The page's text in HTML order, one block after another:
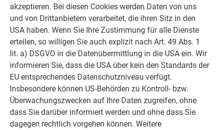
akzeptieren. Bei diesen Cookies werden Daten von uns
und von Drittanbietern verarbeitet, die ihren Sitz in den
USA haben. Wenn Sie Ihre Zustimmung für alle Dienste
erteilen, so willigen Sie auch explizit nach Art. 49 Abs. 1
lit. a) DSGVO in die Datenübermittlung in die USA ein. Wir
informieren Sie, dass die USA über kein den Standards der
EU entsprechendes Datenschutzniveau verfügt.
Insbesondere können US-Behörden zu Kontroll- bzw.
Überwachungszwecken auf Ihre Daten zugreifen, ohne
dass Sie darüber informiert werden und ohne dass Sie
dagegen rechtlich vorgehen können. Weitere
starker Begleiter zur Seite zu stehen.
Überzeugen Sie sich selbst!
WEITERLESEN
PREFA SANIERUNGSGALERIE
OBJEKTE VOR UND NACH DER SANIERUNG